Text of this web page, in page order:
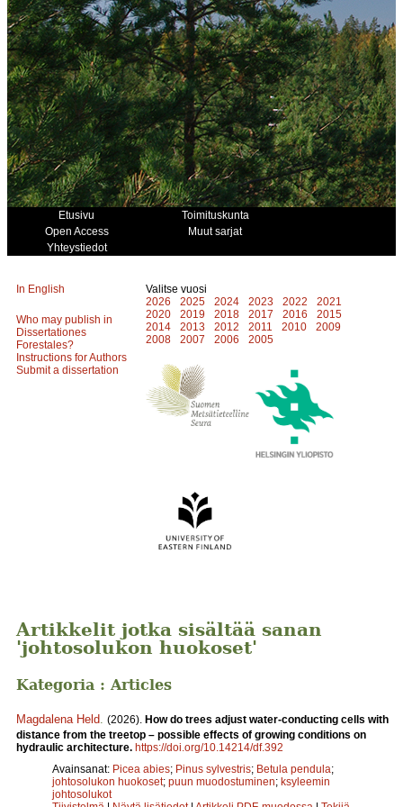
Etusivu
Toimituskunta
Open Access
Muut sarjat
Yhteystiedot
In English
Who may publish in
Dissertationes
Forestales?
Instructions for Authors
Submit a dissertation
Valitse vuosi
2026
2025 2024 2023 2022
2021
2020
2019 2018 2017 2016
2015
2014
2013 2012 2011 2010
2009
2008
2007 2006 2005
Artikkelit jotka sisältää sanan
'johtosolukon huokoset'
Kategoria : Articles
Magdalena Held (2026). How do trees adjust water-conducting cells with
distance from the treetop – possible effects of growing conditions on
hydraulic architecture. https://doi.org/10.14214/df.392
Avainsanat: Picea abies; Pinus sylvestris; Betula pendula;
johtosolukon huokoset; puun muodostuminen; ksyleemin
johtosolukot